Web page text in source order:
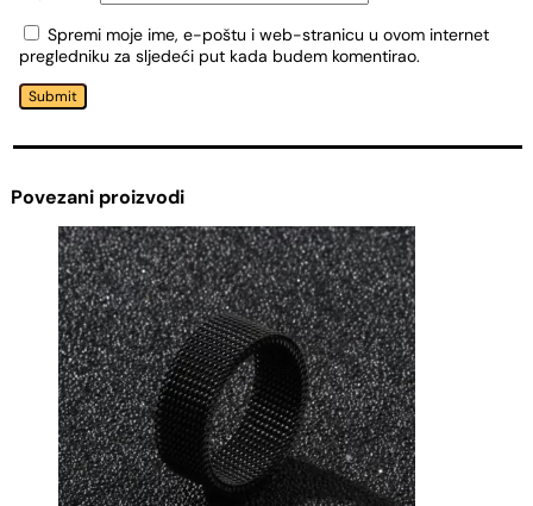
Spremi moje ime, e-poštu i web-stranicu u ovom internet
pregledniku za sljedeći put kada budem komentirao.
Submit
Povezani proizvodi